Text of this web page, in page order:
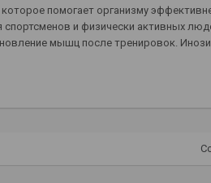
помогает организму
спортсменов и физически активных
мышц после тренировок.